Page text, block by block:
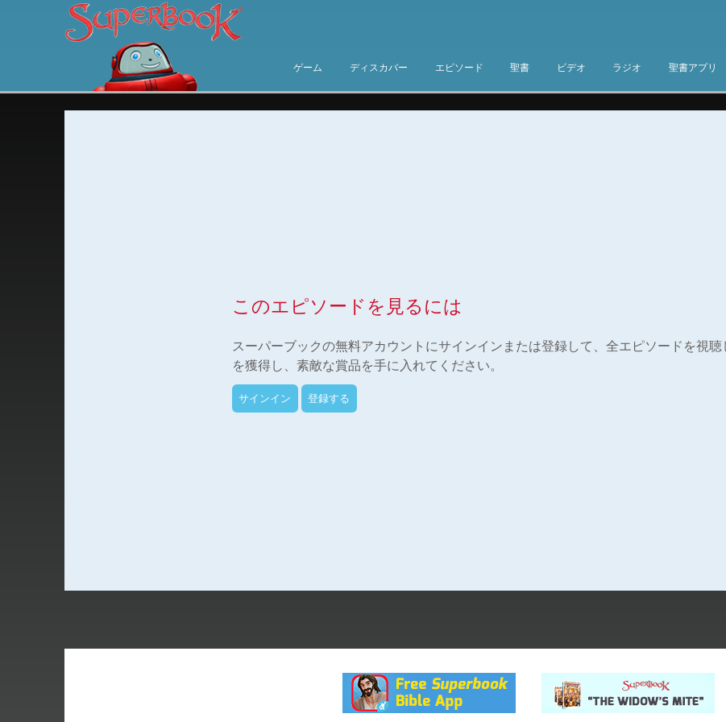
ゲーム ディスカバー エピソード 聖書 ビデオ ラジオ 聖書アプリ
このエピソードを見るには
スーパーブックの無料アカウントにサインインまたは登録して、全エピソードを視聴
を獲得し、素敵な賞品を手に入れてください。
サインイン 登録する